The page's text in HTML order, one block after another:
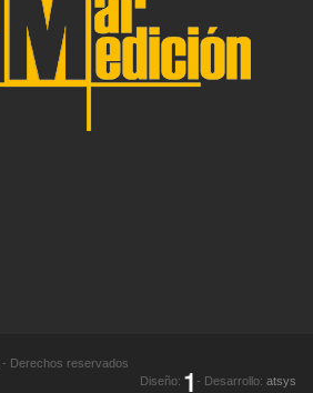
- Derechos reservados
Diseño:
- Desarrollo: atsys